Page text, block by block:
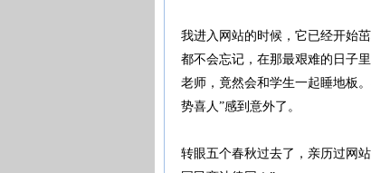
我进入网站的时候，它已经开始
都不会忘记，在那最艰难的日子
老师，竟然会和学生一起睡地板
势喜人”感到意外了。
转眼五个春秋过去了，亲历过网